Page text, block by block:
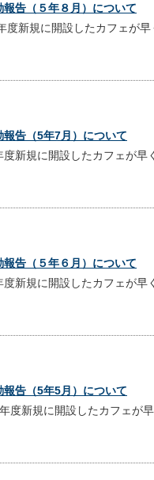
告（５年８月）について
新規に開設したカフェが早
告（5年7月）について
新規に開設したカフェが早
告（５年６月）について
新規に開設したカフェが早
告（5年5月）について
新規に開設したカフェが